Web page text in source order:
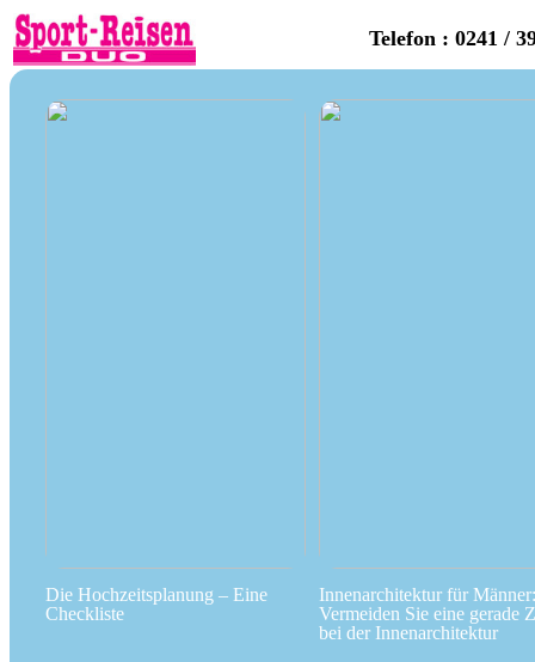
Telefon : 0241 /